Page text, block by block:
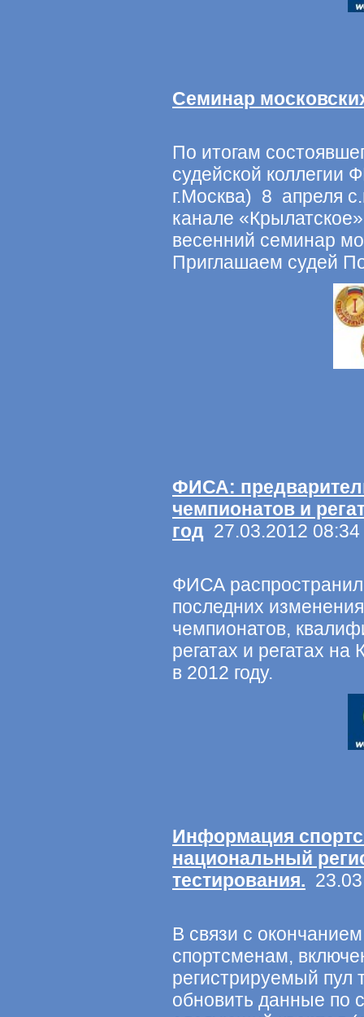
Семинар
По итогам
судейской коллегии
г.Москва) 8 апреля
канале
весенний семинар
Приглашаем
ФИСА:
чемпионатов и
год 27.03.2012 08:34
ФИСА
последних
чемпионатов,
регатах и регатах
в 2012 году.
Информация
национальный
тестирования.
В связи с
спортсменам,
регистрируемый пул
обновить данные